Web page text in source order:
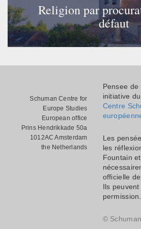
Religion par
défaut
Schuman Centre for
Europe Studies
European office
Prins Hendrikkade 50a
1012AC Amsterdam
the Netherlands
Pensee de
initiative du
Centre
Les
les
Fountain
officielle
Ils
permission.
©